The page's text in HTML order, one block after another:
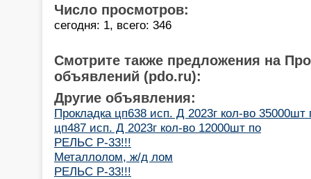
Число просмотров:
сегодня: 1, всего: 346
Смотрите также предложения на
объявлений (pdo.ru):
Другие объявления:
Прокладка цп638 исп. Д 2023г кол-во
цп487 исп. Д 2023г кол-во 12000шт по
РЕЛЬС Р-33!!!
Металлолом, ж/д лом
РЕЛЬС Р-33!!!